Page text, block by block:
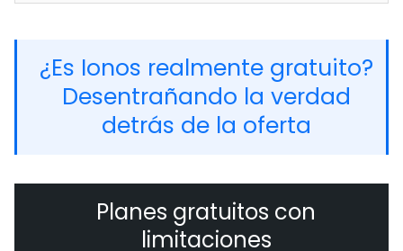
¿Es Ionos realmente gratuito?
Desentrañando la verdad
detrás de la oferta
Planes gratuitos con
limitaciones